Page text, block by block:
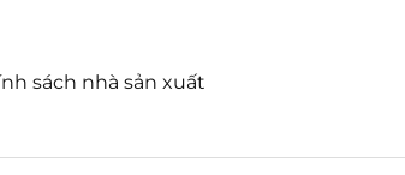
sách nhà sản xuất